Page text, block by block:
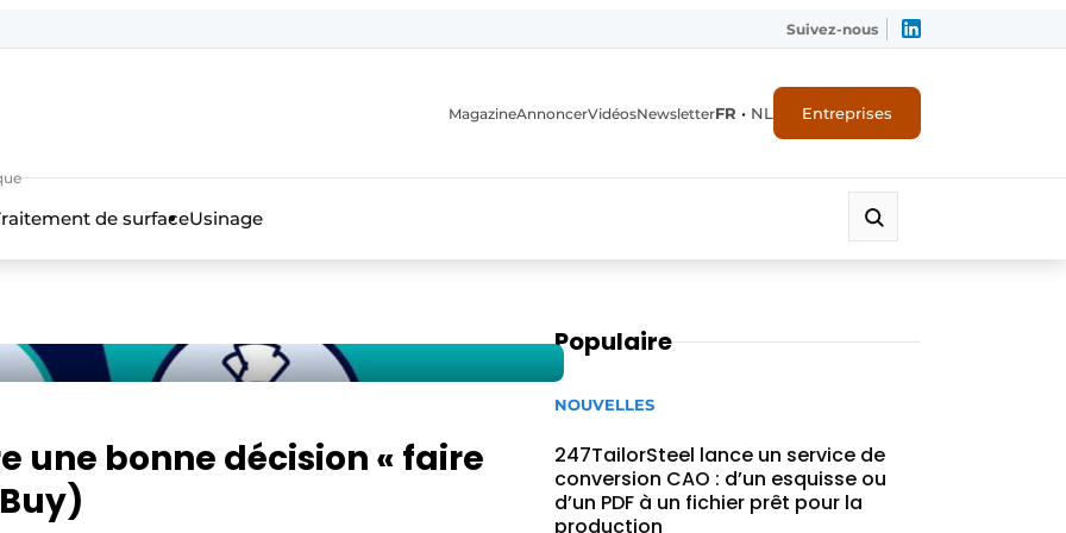
Suivez-nous
MagazineAnnoncerVidéosNewsletterFR • NL Entreprises
de surfaceUsinage
une bonne décision « faire
Populaire
NOUVELLES
247TailorSteel lance un service de
conversion CAO : d’un esquisse ou
d’un PDF à un fichier prêt pour la
production